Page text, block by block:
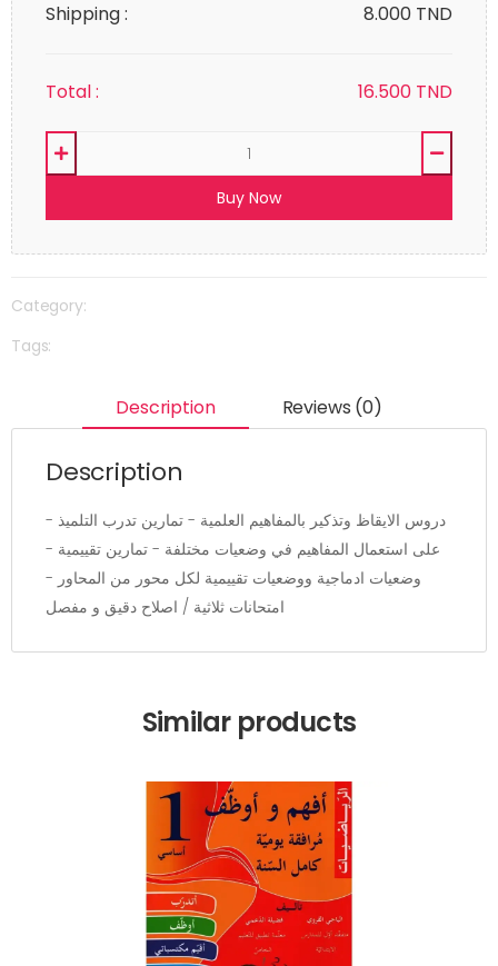
Shipping : 8.000 TND
Total : 16.500 TND
Buy Now
Category:
Tags:
Description Reviews (0)
Description
- دروس الايقاظ وتذكير بالمفاهيم العلمية - تمارين تدرب التلميذ
على استعمال المفاهيم في وضعيات مختلفة - تمارين تقييمية -
وضعيات ادماجية ووضعيات تقييمية لكل محور من المحاور -
امتحانات ثلاثية / اصلاح دقيق و مفصل
Similar products